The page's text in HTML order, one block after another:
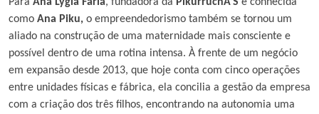
como Ana Piku, o empreendedorismo também se tornou um
aliado na construção de uma maternidade mais consciente e
possível dentro de uma rotina intensa. À frente de um negócio
em expansão desde 2013, que hoje conta com cinco operações
entre unidades físicas e fábrica, ela concilia a gestão da empresa
com a criação dos três filhos, encontrando na autonomia uma